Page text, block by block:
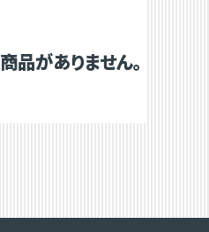
品がありません。